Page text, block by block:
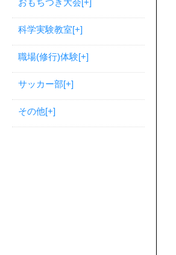
おもちつき大会[+]
科学実験教室[+]
職場(修行)体験[+]
サッカー部[+]
その他[+]